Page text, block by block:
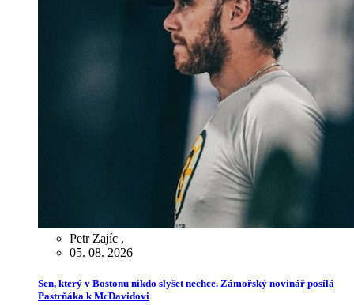
Petr Zajíc ,
05. 08. 2026
Sen, který v Bostonu nikdo slyšet nechce. Zámořský novinář posílá
Pastrňáka k McDavidovi